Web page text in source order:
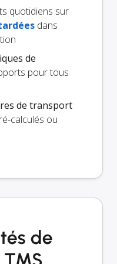
quotidiens sur
dans
de
pour tous
de transport
calculés ou
de